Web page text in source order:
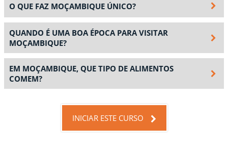
O QUE FAZ MOÇAMBIQUE ÚNICO?
QUANDO É UMA BOA ÉPOCA PARA VISITAR
MOÇAMBIQUE?
EM MOÇAMBIQUE, QUE TIPO DE ALIMENTOS
COMEM?
INICIAR ESTE CURSO